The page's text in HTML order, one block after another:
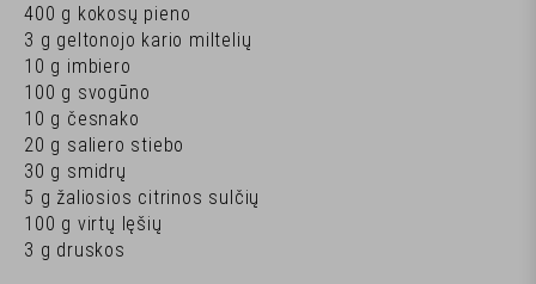
400 g kokosų pieno
3 g geltonojo kario miltelių
10 g imbiero
100 g svogūno
10 g česnako
20 g saliero stiebo
30 g smidrų
5 g žaliosios citrinos sulčių
100 g virtų lęšių
3 g druskos